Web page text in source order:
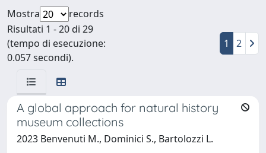
Mostra
records
Risultati 1 - 20 di 29
(tempo di esecuzione:
0.057 secondi).
1 2
A global approach for natural history
museum collections
2023 Benvenuti M., Dominici S., Bartolozzi L.